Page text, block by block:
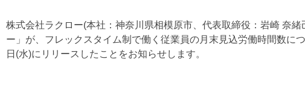
株式会社ラクロー(本社：神奈川県相模原市、代表取締役：岩崎 奈
ー」が、フレックスタイム制で働く従業員の月末見込労働時間数に
日(水)にリリースしたことをお知らせします。